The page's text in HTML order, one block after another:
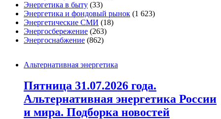
Энергетика в быту (33)
Энергетика и фондовый рынок (1 623)
Энергетические СМИ (18)
Энергосбережение (263)
Энергоснабжение (862)
Альтернативная энергетика
Пятница 31.07.2026 года.
Альтернативная энергетика России
и мира. Подборка новостей